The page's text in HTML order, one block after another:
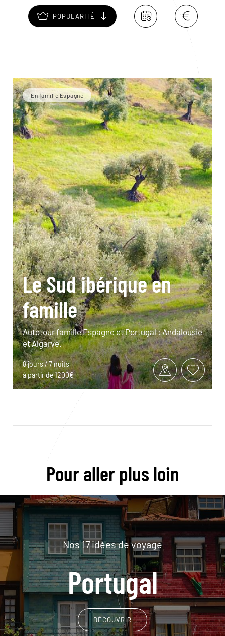
POPULARITÉ
En famille Espagne
Le Sud ibérique en
famille
Autotour famille Espagne et Portugal : Andalousie
et Algarve.
8 jours / 7 nuits
à partir de 1200€
Pour aller plus loin
Nos 17 idées de voyage
Portugal
DÉCOUVRIR